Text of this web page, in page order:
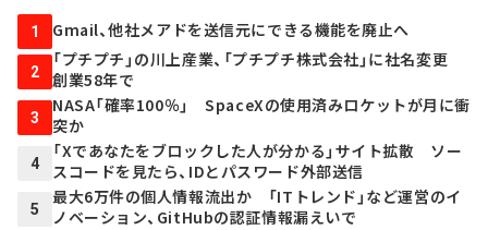
1 Gmail、他社メアドを送信元にできる機能を廃止へ
2
「プチプチ」の川上産業、「プチプチ株式会社」に社名変更
創業58年で
3
NASA「確率100％」 SpaceXの使用済みロケットが月に衝
突か
4
「Xであなたをブロックした人が分かる」サイト拡散 ソー
スコードを見たら、IDとパスワード外部送信
5
最大6万件の個人情報流出か 「ITトレンド」など運営のイ
ノベーション、GitHubの認証情報漏えいで